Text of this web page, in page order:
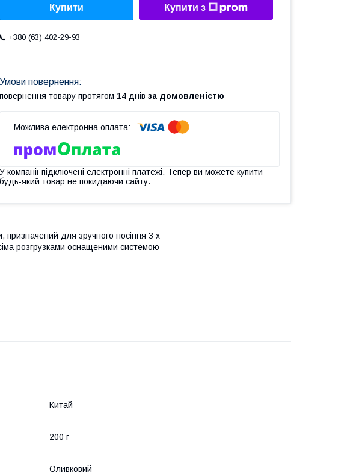
Купити Купити з
+380 (63) 402-29-93
повернення товару протягом 14 днів за домовленістю
У компанії підключені електронні платежі. Тепер ви можете купити
будь-який товар не покидаючи сайту.
призначений для зручного носіння 3 х
розгрузками оснащеними системою
Китай
200 г
Оливковий